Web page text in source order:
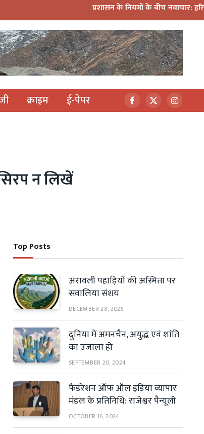
प्रशासन के नियमों के बीच नवाचार: हरिद्वार कांवड़ यात्रा में
क्राइम ई-पेपर Facebook
X
(Twitter)
न लिखें
Top Posts
अरावली पहाड़ियों की अस्मिता पर
सवालिया संशय
DECEMBER 28, 2025
दुनिया में अमनचैन, अयुद्ध एवं शांति
का उजाला हो
SEPTEMBER 20, 2024
फैडरेशन ऑफ ऑल इंडिया व्यापार
मंडल के प्रतिनिधि: राजेश्वर पैन्यूली
OCTOBER 16, 2024